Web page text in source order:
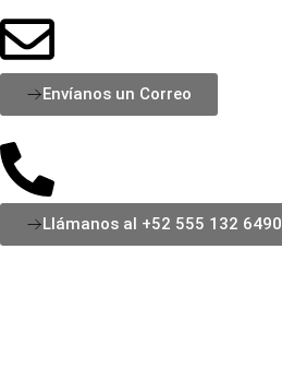
Envíanos un Correo
Llámanos al +52 555 132 6490